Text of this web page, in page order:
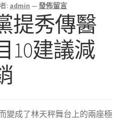
: admin —發佈留言
提秀傳醫
10建議減
變成了林天秤舞台上的兩座極